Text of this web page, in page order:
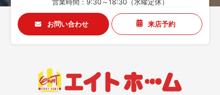
営業時間：9:30～18:30（水曜定休）
お問い合わせ 来店予約